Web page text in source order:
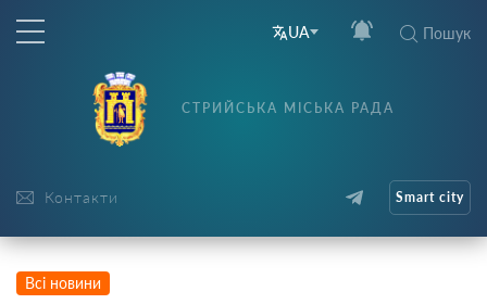
UA Пошук
Контакти
СТРИЙСЬКА МІСЬКА РАДА
Smart city
Всі новини